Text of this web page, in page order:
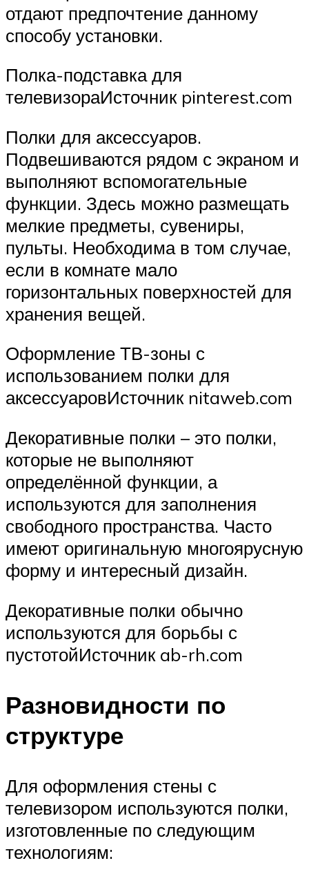
отдают предпочтение данному
способу установки.
Полка-подставка для
телевизораИсточник pinterest.com
Полки для аксессуаров.
Подвешиваются рядом с экраном и
выполняют вспомогательные
функции. Здесь можно размещать
мелкие предметы, сувениры,
пульты. Необходима в том случае,
если в комнате мало
горизонтальных поверхностей для
хранения вещей.
Оформление ТВ-зоны с
использованием полки для
аксессуаровИсточник nitaweb.com
Декоративные полки – это полки,
которые не выполняют
определённой функции, а
используются для заполнения
свободного пространства. Часто
имеют оригинальную многоярусную
форму и интересный дизайн.
Декоративные полки обычно
используются для борьбы с
пустотойИсточник ab-rh.com
Разновидности по
структуре
Для оформления стены с
телевизором используются полки,
изготовленные по следующим
технологиям: